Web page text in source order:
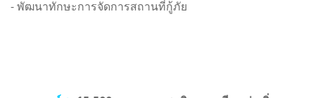
- พัฒนาทักษะการจัดการสถานที่กู้ภัย